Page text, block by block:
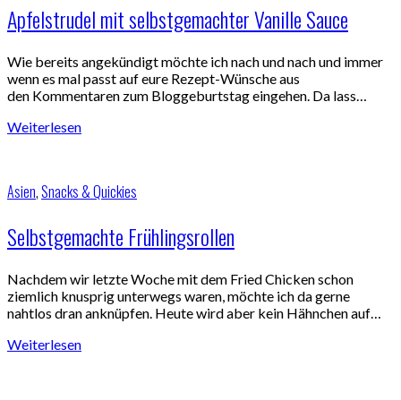
Apfelstrudel mit selbstgemachter Vanille Sauce
Wie bereits angekündigt möchte ich nach und nach und immer
wenn es mal passt auf eure Rezept-Wünsche aus
den Kommentaren zum Bloggeburtstag eingehen. Da lass…
Weiterlesen
Asien,Snacks & Quickies
Selbstgemachte Frühlingsrollen
Nachdem wir letzte Woche mit dem Fried Chicken schon
ziemlich knusprig unterwegs waren, möchte ich da gerne
nahtlos dran anknüpfen. Heute wird aber kein Hähnchen auf…
Weiterlesen